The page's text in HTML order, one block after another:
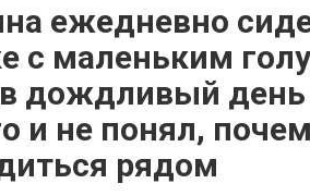
ежедневно
с маленьким
дождливый день
и не понял,
рядом